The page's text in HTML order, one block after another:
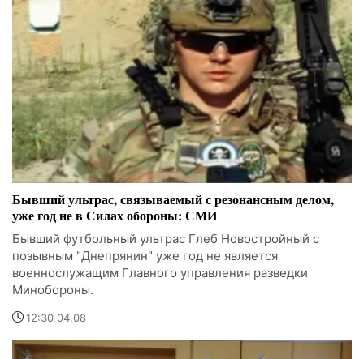
Бывший ультрас, связываемый с резонансным делом,
уже год не в Силах обороны: СМИ
Бывший футбольный ультрас Глеб Новостройный с
позывным "Днепрянин" уже год не является
военнослужащим Главного управления разведки
Минобороны.
12:30 04.08